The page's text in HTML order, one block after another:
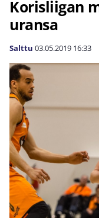
Korisliigan
uransa
Salttu 03.05.2019 16:33